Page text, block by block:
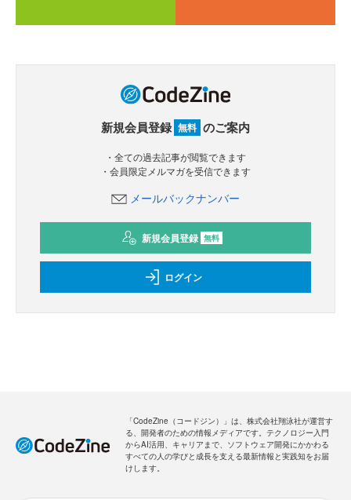
新規会員登録 無料 のご案内
・全ての過去記事が閲覧できます
・会員限定メルマガを受信できます
メールバックナンバー
新規会員登録 無料
ログイン
「CodeZine（コードジン）」は、株式会社翔泳社が運営す
る、開発者のための情報メディアです。テクノロジー入門
からAI活用、キャリアまで、ソフトウェア開発にかかわる
すべての人の学びと成長を支える最新情報と実践知をお届
けします。